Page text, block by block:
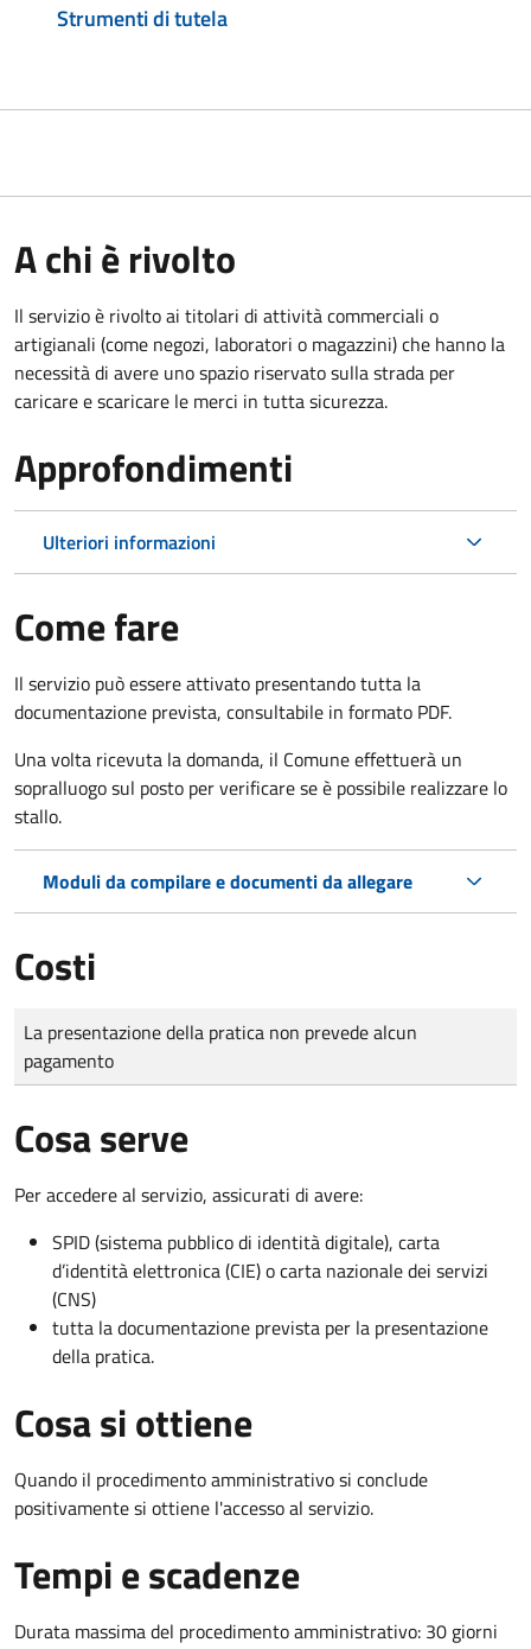
Strumenti di tutela
A chi è rivolto
Il servizio è rivolto ai titolari di attività commerciali o
artigianali (come negozi, laboratori o magazzini) che hanno la
necessità di avere uno spazio riservato sulla strada per
caricare e scaricare le merci in tutta sicurezza.
Approfondimenti
Ulteriori informazioni
Come fare
Il servizio può essere attivato presentando tutta la
documentazione prevista, consultabile in formato PDF.
Una volta ricevuta la domanda, il Comune effettuerà un
sopralluogo sul posto per verificare se è possibile realizzare lo
stallo.
Moduli da compilare e documenti da allegare
Costi
Tipo di pagamento
Importo
La presentazione della pratica non prevede alcun
pagamento
Cosa serve
Per accedere al servizio, assicurati di avere:
SPID (sistema pubblico di identità digitale), carta
d’identità elettronica (CIE) o carta nazionale dei servizi
(CNS)
tutta la documentazione prevista per la presentazione
della pratica.
Cosa si ottiene
Quando il procedimento amministrativo si conclude
positivamente si ottiene l'accesso al servizio.
Tempi e scadenze
Durata massima del procedimento amministrativo: 30 giorni